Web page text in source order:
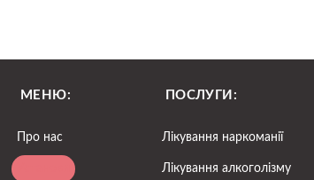
МЕНЮ:
Про нас
ПОСЛУГИ:
Лікування наркоманії
Лікування алкоголізму